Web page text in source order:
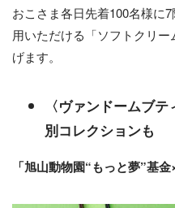
おこさま各日先着100名様に
用いただける「ソフトクリ
げます。
〈ヴァンドームブ
別コレクションも
「旭山動物園“もっと夢”基